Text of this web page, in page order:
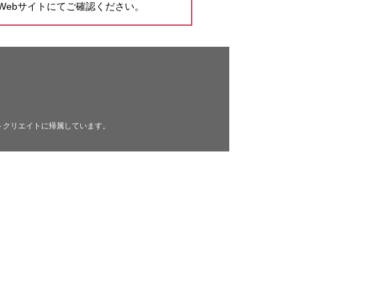
サイトにてご確認ください。
リエイトに帰属しています。